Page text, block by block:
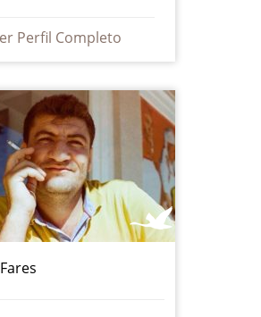
Perfil Completo